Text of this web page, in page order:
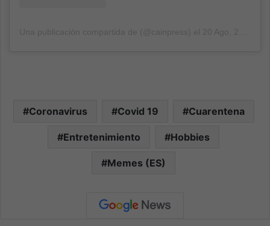
Coronavirus Covid 19 Cuarentena
Entretenimiento Hobbies
Memes (ES)